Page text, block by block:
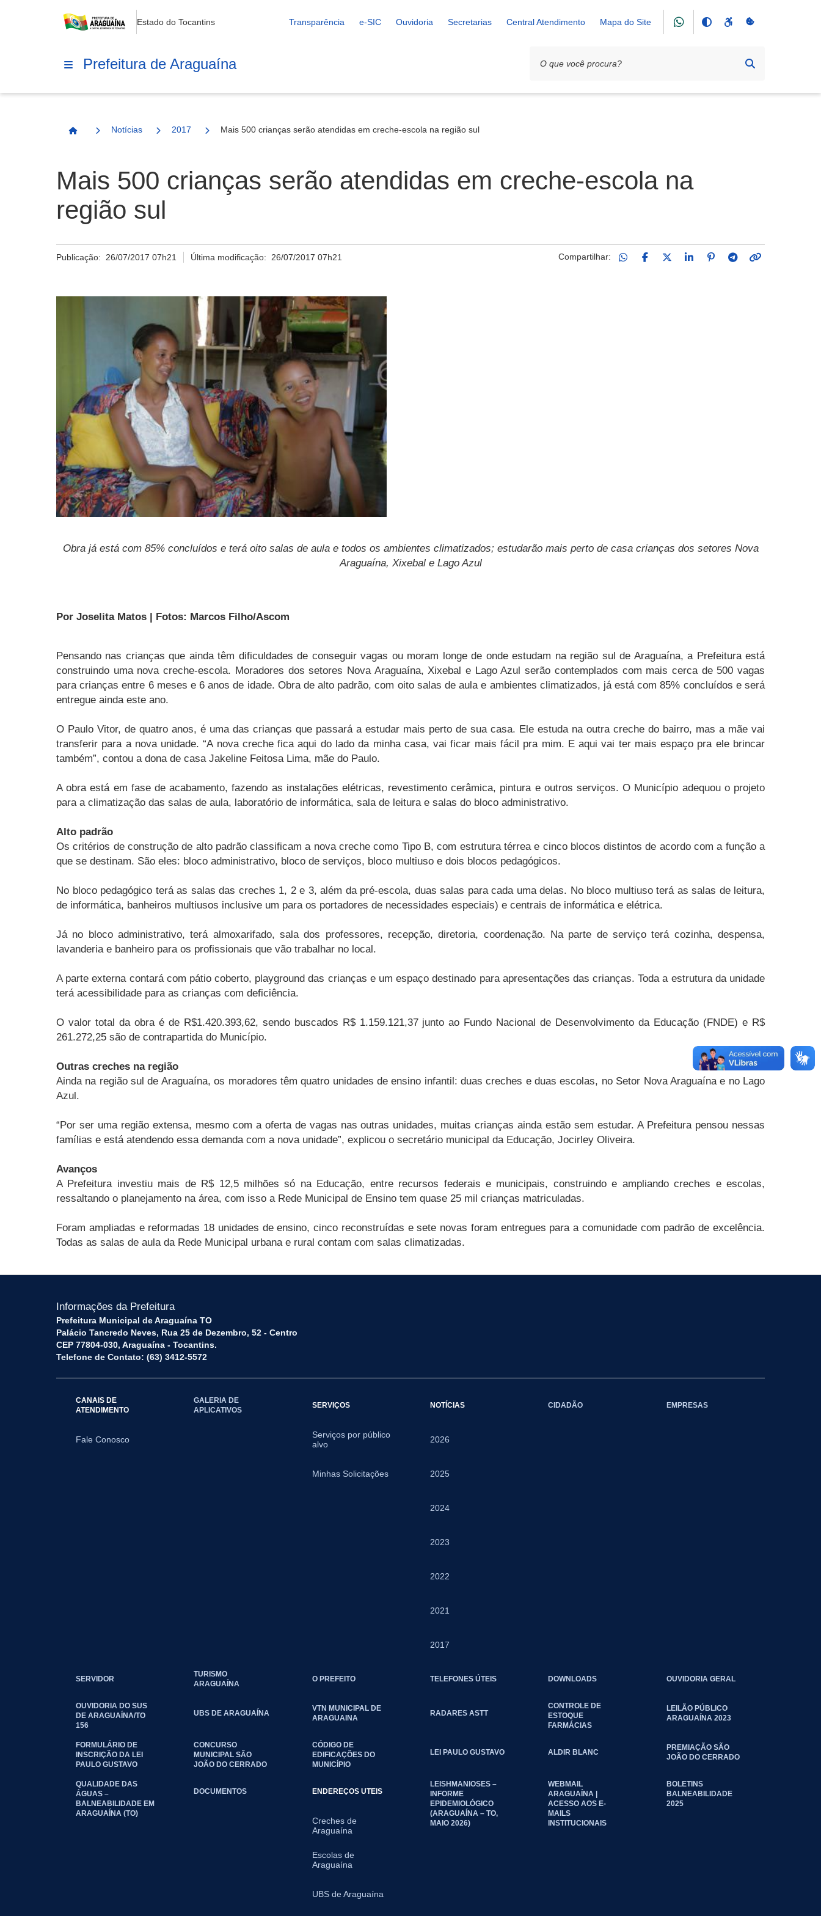
Estado do Tocantins Transparência e-SIC Ouvidoria Secretarias Central Atendimento Mapa do Site
Prefeitura de Araguaína
Página Inicial
Notícias 2017 Mais 500 crianças serão atendidas em creche-escola na região sul
Mais 500 crianças serão atendidas em creche-escola na
região sul
Publicação: 26/07/2017 07h21 Última modificação: 26/07/2017 07h21 Compartilhar:
Obra já está com 85% concluídos e terá oito salas de aula e todos os ambientes climatizados; estudarão mais perto de casa crianças dos setores Nova
Araguaína, Xixebal e Lago Azul
Por Joselita Matos | Fotos: Marcos Filho/Ascom
Pensando nas crianças que ainda têm dificuldades de conseguir vagas ou moram longe de onde estudam na região sul de Araguaína, a Prefeitura está
construindo uma nova creche-escola. Moradores dos setores Nova Araguaína, Xixebal e Lago Azul serão contemplados com mais cerca de 500 vagas
para crianças entre 6 meses e 6 anos de idade. Obra de alto padrão, com oito salas de aula e ambientes climatizados, já está com 85% concluídos e será
entregue ainda este ano.
O Paulo Vitor, de quatro anos, é uma das crianças que passará a estudar mais perto de sua casa. Ele estuda na outra creche do bairro, mas a mãe vai
transferir para a nova unidade. “A nova creche fica aqui do lado da minha casa, vai ficar mais fácil pra mim. E aqui vai ter mais espaço pra ele brincar
também”, contou a dona de casa Jakeline Feitosa Lima, mãe do Paulo.
A obra está em fase de acabamento, fazendo as instalações elétricas, revestimento cerâmica, pintura e outros serviços. O Município adequou o projeto
para a climatização das salas de aula, laboratório de informática, sala de leitura e salas do bloco administrativo.
Alto padrão
Os critérios de construção de alto padrão classificam a nova creche como Tipo B, com estrutura térrea e cinco blocos distintos de acordo com a função a
que se destinam. São eles: bloco administrativo, bloco de serviços, bloco multiuso e dois blocos pedagógicos.
No bloco pedagógico terá as salas das creches 1, 2 e 3, além da pré-escola, duas salas para cada uma delas. No bloco multiuso terá as salas de leitura,
de informática, banheiros multiusos inclusive um para os portadores de necessidades especiais) e centrais de informática e elétrica.
Já no bloco administrativo, terá almoxarifado, sala dos professores, recepção, diretoria, coordenação. Na parte de serviço terá cozinha, despensa,
lavanderia e banheiro para os profissionais que vão trabalhar no local.
A parte externa contará com pátio coberto, playground das crianças e um espaço destinado para apresentações das crianças. Toda a estrutura da unidade
terá acessibilidade para as crianças com deficiência.
O valor total da obra é de R$1.420.393,62, sendo buscados R$ 1.159.121,37 junto ao Fundo Nacional de Desenvolvimento da Educação (FNDE) e R$
261.272,25 são de contrapartida do Município.
Outras creches na região
Ainda na região sul de Araguaína, os moradores têm quatro unidades de ensino infantil: duas creches e duas escolas, no Setor Nova Araguaína e no Lago
Azul.
“Por ser uma região extensa, mesmo com a oferta de vagas nas outras unidades, muitas crianças ainda estão sem estudar. A Prefeitura pensou nessas
famílias e está atendendo essa demanda com a nova unidade”, explicou o secretário municipal da Educação, Jocirley Oliveira.
Avanços
A Prefeitura investiu mais de R$ 12,5 milhões só na Educação, entre recursos federais e municipais, construindo e ampliando creches e escolas,
ressaltando o planejamento na área, com isso a Rede Municipal de Ensino tem quase 25 mil crianças matriculadas.
Foram ampliadas e reformadas 18 unidades de ensino, cinco reconstruídas e sete novas foram entregues para a comunidade com padrão de excelência.
Todas as salas de aula da Rede Municipal urbana e rural contam com salas climatizadas.
Informações da Prefeitura
Prefeitura Municipal de Araguaína TO
Palácio Tancredo Neves, Rua 25 de Dezembro, 52 - Centro
CEP 77804-030, Araguaína - Tocantins.
Telefone de Contato: (63) 3412-5572
CANAIS DE
ATENDIMENTO
Fale Conosco
GALERIA DE
APLICATIVOS
SERVIÇOS
Serviços por público
alvo
Minhas Solicitações
NOTÍCIAS
2026
2025
2024
2023
2022
2021
2017
CIDADÃO EMPRESAS
SERVIDOR
TURISMO
ARAGUAÍNA
O PREFEITO TELEFONES ÚTEIS DOWNLOADS OUVIDORIA GERAL
OUVIDORIA DO SUS
DE ARAGUAÍNA/TO
156
UBS DE ARAGUAÍNA
VTN MUNICIPAL DE
ARAGUAINA
RADARES ASTT
CONTROLE DE
ESTOQUE
FARMÁCIAS
LEILÃO PÚBLICO
ARAGUAÍNA 2023
FORMULÁRIO DE
INSCRIÇÃO DA LEI
PAULO GUSTAVO
CONCURSO
MUNICIPAL SÃO
JOÃO DO CERRADO
CÓDIGO DE
EDIFICAÇÕES DO
MUNICÍPIO
LEI PAULO GUSTAVO ALDIR BLANC
PREMIAÇÃO SÃO
JOÃO DO CERRADO
QUALIDADE DAS
ÁGUAS –
BALNEABILIDADE EM
ARAGUAÍNA (TO)
DOCUMENTOS ENDEREÇOS UTEIS
Creches de
Araguaína
Escolas de
Araguaína
UBS de Araguaína
LEISHMANIOSES –
INFORME
EPIDEMIOLÓGICO
(ARAGUAÍNA – TO,
MAIO 2026)
WEBMAIL
ARAGUAÍNA |
ACESSO AOS E-
MAILS
INSTITUCIONAIS
BOLETINS
BALNEABILIDADE
2025